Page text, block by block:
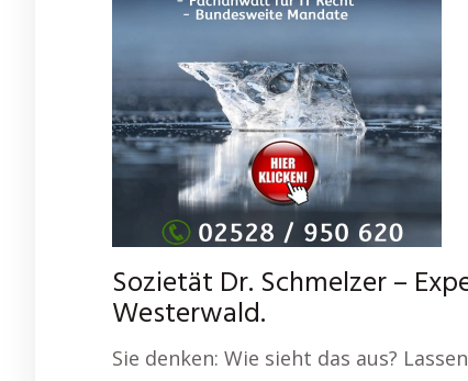
Sozietät Dr. Schmelzer –
Westerwald.
Sie denken: Wie sieht das aus?